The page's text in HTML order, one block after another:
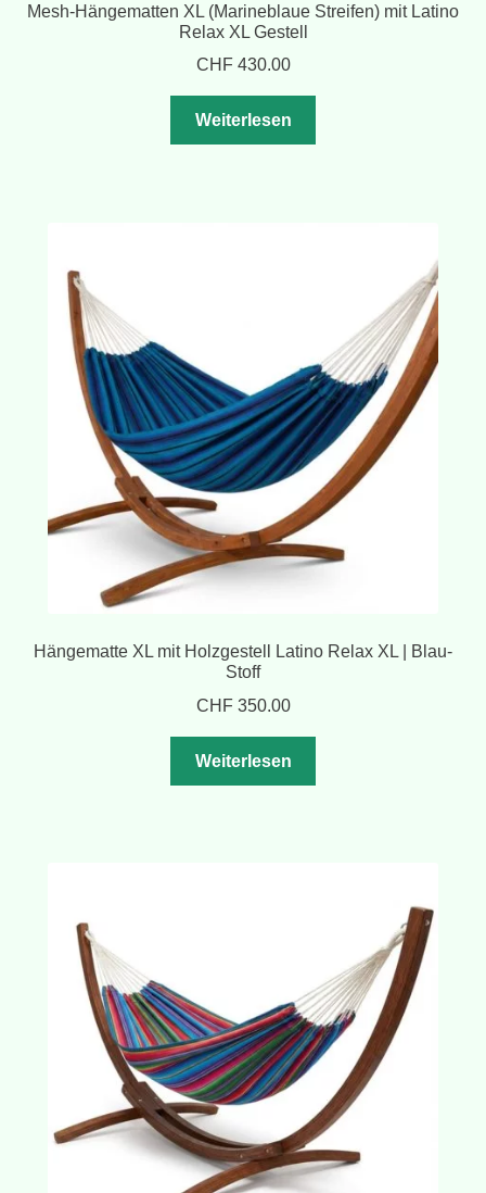
Mesh-Hängematten XL (Marineblaue Streifen) mit Latino
Relax XL Gestell
CHF430.00
Weiterlesen
Hängematte XL mit Holzgestell Latino Relax XL | Blau-
Stoff
CHF350.00
Weiterlesen